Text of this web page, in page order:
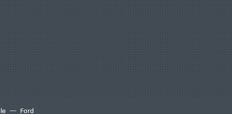
Ford